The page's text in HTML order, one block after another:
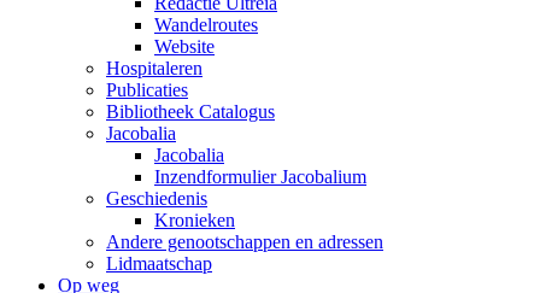
Wandelroutes
Website
Hospitaleren
Publicaties
Bibliotheek Catalogus
Jacobalia
Jacobalia
Inzendformulier Jacobalium
Geschiedenis
Kronieken
Andere genootschappen en adressen
Lidmaatschap
Op weg